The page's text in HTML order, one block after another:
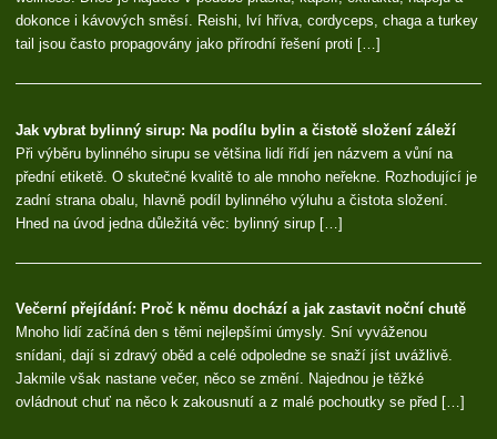
dokonce i kávových směsí. Reishi, lví hříva, cordyceps, chaga a turkey
tail jsou často propagovány jako přírodní řešení proti […]
Jak vybrat bylinný sirup: Na podílu bylin a čistotě složení záleží
Při výběru bylinného sirupu se většina lidí řídí jen názvem a vůní na
přední etiketě. O skutečné kvalitě to ale mnoho neřekne. Rozhodující je
zadní strana obalu, hlavně podíl bylinného výluhu a čistota složení.
Hned na úvod jedna důležitá věc: bylinný sirup […]
Večerní přejídání: Proč k němu dochází a jak zastavit noční chutě
Mnoho lidí začíná den s těmi nejlepšími úmysly. Sní vyváženou
snídani, dají si zdravý oběd a celé odpoledne se snaží jíst uvážlivě.
Jakmile však nastane večer, něco se změní. Najednou je těžké
ovládnout chuť na něco k zakousnutí a z malé pochoutky se před […]